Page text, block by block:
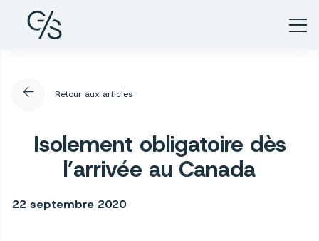
arrow_back Retour aux articles
Isolement obligatoire dès
l’arrivée au Canada
22 septembre 2020